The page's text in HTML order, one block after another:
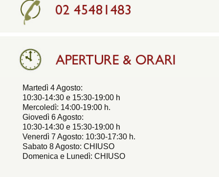
Martedì 4 Agosto:
10:30-14:30 e 15:30-19:00 h
Mercoledì: 14:00-19:00 h.
Giovedì 6 Agosto:
10:30-14:30 e 15:30-19:00 h
Venerdì 7 Agosto: 10:30-17:30 h.
Sabato 8 Agosto: CHIUSO
Domenica e Lunedì: CHIUSO